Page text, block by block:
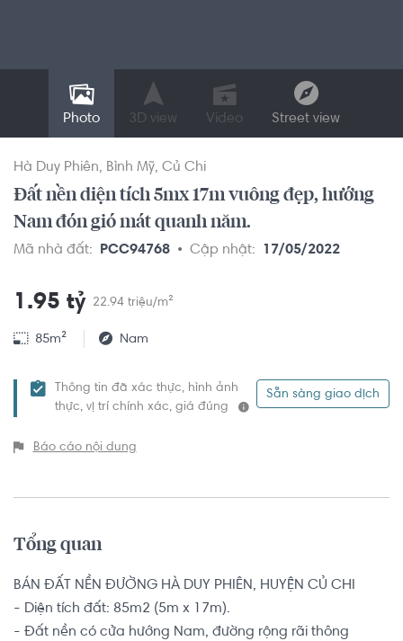
Photo 3D view Video Street view
Hà Duy Phiên Bình Mỹ Củ Chi
Đất nền diện tích 5mx 17m vuông đẹp, hướng
Nam đón gió mát quanh năm.
Mã nhà đất: PCC94768 Cập nhật: 17/05/2022
1.95 tỷ 22.94 triệu/m²
85m² Nam
Thông tin đã xác thực, hình ảnh
thực, vị trí chính xác, giá đúng
Sẵn sàng giao dịch
Báo cáo nội dung
Tổng quan
BÁN ĐẤT NỀN ĐƯỜNG HÀ DUY PHIÊN, HUYỆN CỦ CHI
- Diện tích đất: 85m2 (5m x 17m).
- Đất nền có cửa hướng Nam, đường rộng rãi thông